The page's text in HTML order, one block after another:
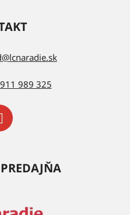
@lcnaradie.sk
989 325